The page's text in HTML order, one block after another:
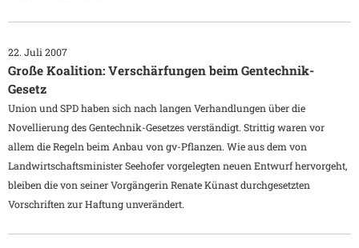
22. Juli 2007
Große Koalition: Verschärfungen beim Gentechnik-
Gesetz
Union und SPD haben sich nach langen Verhandlungen über die
Novellierung des Gentechnik-Gesetzes verständigt. Strittig waren vor
allem die Regeln beim Anbau von gv-Pflanzen. Wie aus dem von
Landwirtschaftsminister Seehofer vorgelegten neuen Entwurf hervorgeht,
bleiben die von seiner Vorgängerin Renate Künast durchgesetzten
Vorschriften zur Haftung unverändert.